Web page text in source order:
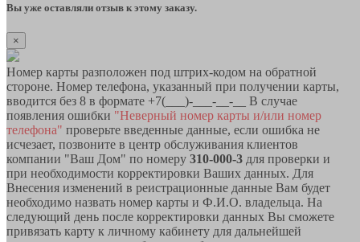
Вы уже оставляли отзыв к этому заказу.
×
Номер карты разположен под штрих-кодом на обратной
стороне. Номер телефона, указанный при получении карты,
вводится без 8 в формате +7(___)-___-__-__ В случае
появления ошибки "Неверный номер карты и/или номер
телефона" проверьте введенные данные, если ошибка не
исчезает, позвоните в центр обслуживания клиентов
компании "Ваш Дом" по номеру 310-000-3 для проверки и
при необходимости корректировки Ваших данных. Для
Внесения изменений в реистрационные данные Вам будет
необходимо назвать номер карты и Ф.И.О. владельца. На
следующий день после корректировки данных Вы сможете
привязать карту к личному кабинету для дальнейшей